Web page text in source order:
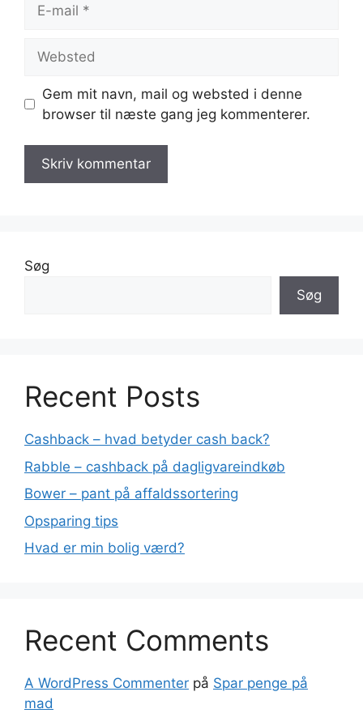
mail
Gem mit navn, mail og websted i denne
browser til næste gang jeg kommenterer.
Søg
Søg
Recent Posts
Cashback – hvad betyder cash back?
Rabble – cashback på dagligvareindkøb
Bower – pant på affaldssortering
Opsparing tips
Hvad er min bolig værd?
Recent Comments
A WordPress Commenter på Spar penge på
mad